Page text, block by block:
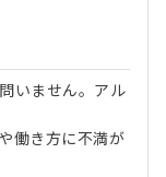
いません。アル
働き方に不満が